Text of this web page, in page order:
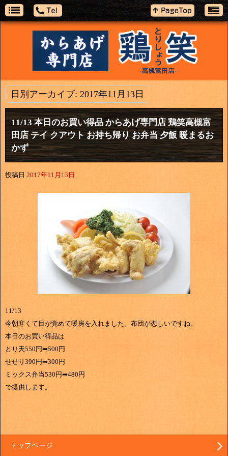
日別アーカイブ: 2017年11月13日
11/13 本日のお買い得品 からあげ専門店 鶏笑高槻富
田店 テイ クアウト お持ち帰り お弁当 夕飯 暖まるお
かず
投稿日 2017年11月13日
11/13
今朝寒くて目が覚めて暖房を入れました。布団が恋しいですね。
本日のお買い得品は
とり天550円➡500円
せせり390円➡300円
ミックス弁当530円➡480円
で提供します。
トップページ